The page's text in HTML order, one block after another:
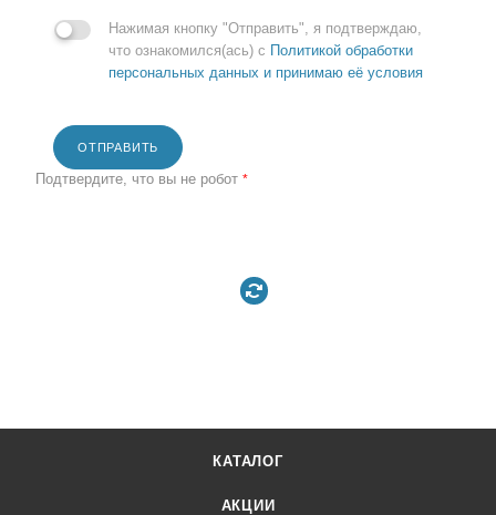
Нажимая кнопку "Отправить", я подтверждаю,
что ознакомился(ась) с Политикой обработки
персональных данных и принимаю её условия
ОТПРАВИТЬ
Подтвердите, что вы не робот *
КАТАЛОГ
АКЦИИ